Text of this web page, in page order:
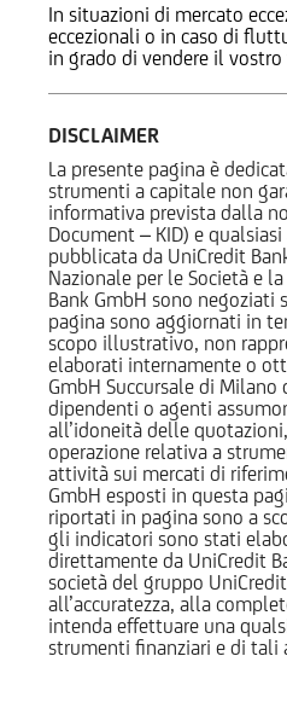
In situazioni di mercato
eccezionali o in caso di
in grado di vendere il
DISCLAIMER
La presente pagina è
strumenti a capitale non
informativa prevista dalla
Document – KID) e
pubblicata da UniCredit
Nazionale per le Società e
Bank GmbH sono negoziati
pagina sono aggiornati in
scopo illustrativo, non
elaborati internamente o
GmbH Succursale di
dipendenti o agenti
all’idoneità delle
operazione relativa a
attività sui mercati di
GmbH esposti in questa
riportati in pagina sono a
gli indicatori sono stati
direttamente da UniCredit
società del gruppo
all’accuratezza, alla
intenda effettuare una
strumenti finanziari e di tali